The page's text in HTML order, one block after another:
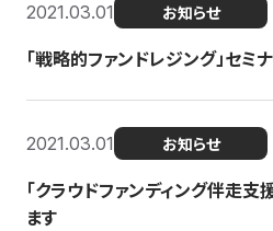
2021.03.01 お知らせ
「戦略的ファンドレジング」セミ
2021.03.01 お知らせ
「クラウドファンディング伴走
ます